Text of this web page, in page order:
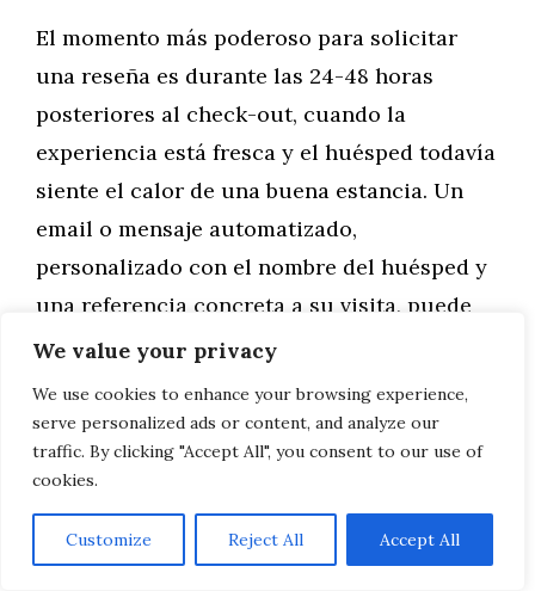
We value your privacy
We use cookies to enhance your browsing experience,
serve personalized ads or content, and analyze our
traffic. By clicking "Accept All", you consent to our use of
cookies.
Customize Reject All Accept All
El momento más poderoso para solicitar
una reseña es durante las 24-48 horas
posteriores al check-out, cuando la
experiencia está fresca y el huésped todavía
siente el calor de una buena estancia. Un
email o mensaje automatizado,
personalizado con el nombre del huésped y
una referencia concreta a su visita, puede
triplicar la tasa de conversión en reseñas.
Es importante redirigir al huésped a la
plataforma estratégicamente más valiosa en
cada momento. Si el establecimiento
necesita mejorar su puntuación en Google,
se prioriza esa plataforma. Si el objetivo es